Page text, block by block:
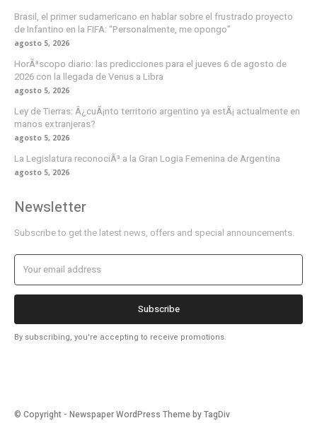
Brasil, el primer sudamericano en hablar sobre el frustrado proyecto
de Infantino en la FIFA: “Personalmente, me opongo”
agosto 5, 2026
HorÃ³scopo diario: las predicciones para el jueves 6 de agosto de
2026 con la llegada de Venus a Libra
agosto 5, 2026
Ley de Tierras: Â¿cuÃ¡nto territorio argentino ya estÃ¡ actualmente en
manos extranjeras?
agosto 5, 2026
La Legislatura reconociÃ³ a la Gran Logia Femenina de Argentina
agosto 5, 2026
Newsletter
Subscribe to get the latest news, offers and special announcements.
Subscribe
By subscribing, you're accepting to receive promotions.
© Copyright - Newspaper WordPress Theme by TagDiv